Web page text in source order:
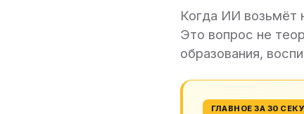
Когда ИИ возьмёт
Это вопрос не
образования,
ГЛАВНОЕ ЗА 30